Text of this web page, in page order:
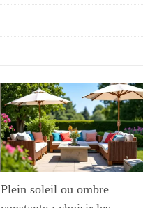
Plein soleil ou ombre